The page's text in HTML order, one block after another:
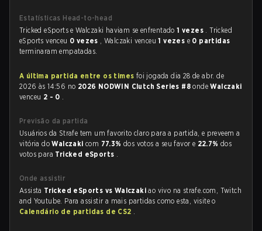
Estatísticas Head-to-head
Tricked eSports e Walczaki haviam se enfrentado1 vezes . Tricked
eSports venceu 0 vezes , Walczaki venceu1 vezes e 0 partidas
terminaram empatadas.
A última partida entre os times foi jogada dia 28 de abr. de
2026 às 14:56 no 2026 NODWIN Clutch Series #8ondeWalczaki
venceu 2 - 0 .
Previsão da partida
Usuários da Strafe tem um favorito claro para a partida, e preveem a
vitória doWalczakicom 77.3%dos votos a seu favor e 22.7%dos
votos para Tricked eSports .
Onde assistir
Assista Tricked eSports vs Walczakiao vivo na strafe.com, Twitch
and Youtube. Para assistir a mais partidas como esta, visite o
Calendário de partidas de CS2 .